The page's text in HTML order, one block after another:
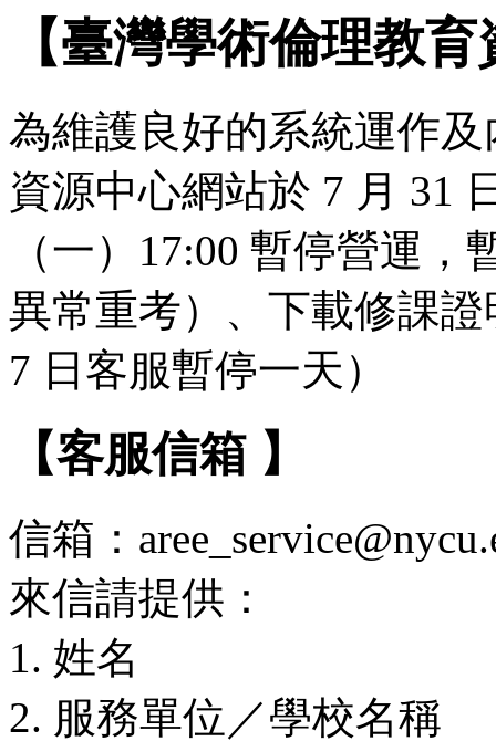
【臺灣學術倫理教
為維護良好的系統運作
資源中心網站於 7 月 31
（一）17:00 暫停營運
異常重考）、下載修課
7 日客服暫停一天）
【客服信箱 】
信箱：
來信請提供：
1. 姓名
2. 服務單位／學校名稱